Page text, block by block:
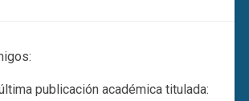
publicación académica titulada: